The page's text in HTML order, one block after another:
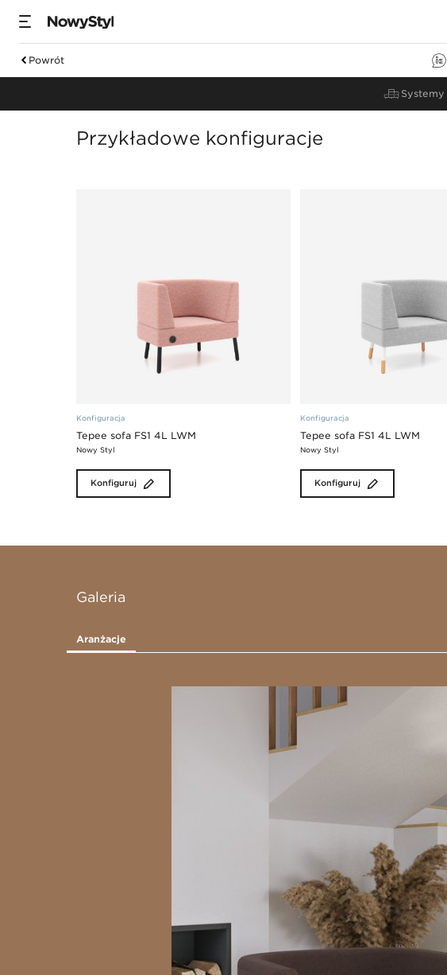
Powrót
Systemy
Fotele i podnóżki
Wejdź
Przykładowe konfiguracje
Konfiguracja
Tepee sofa FS1 4L LWM
Nowy Styl
Konfiguruj
Konfiguracja
Tepee sofa FS1 4L LWM
Nowy Styl
Konfiguruj
Galeria
Aranżacje